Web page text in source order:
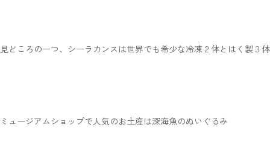
見どころの一つ、シーラカンスは世界でも希少な冷凍２体とはく製３体
ミュージアムショップで人気のお土産は深海魚のぬいぐるみ